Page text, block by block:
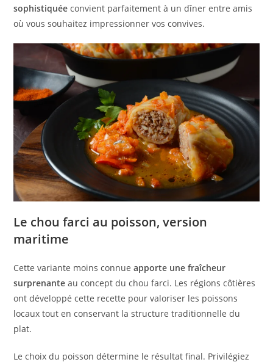
sophistiquée convient parfaitement à un dîner entre amis
où vous souhaitez impressionner vos convives.
Le chou farci au poisson, version
maritime
Cette variante moins connueapporte une fraîcheur
surprenante au concept du chou farci. Les régions côtières
ont développé cette recette pour valoriser les poissons
locaux tout en conservant la structure traditionnelle du
plat.
Le choix du poisson détermine le résultat final. Privilégiez